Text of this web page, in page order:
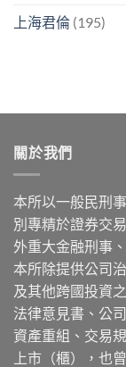
上海君倫 (195)
關於我們
本所以一般民刑
別專精於證券交
外重大金融刑事
本所除提供公司
及其他跨國投資
法律意見書、公
資產重組、交易
上市（櫃），也